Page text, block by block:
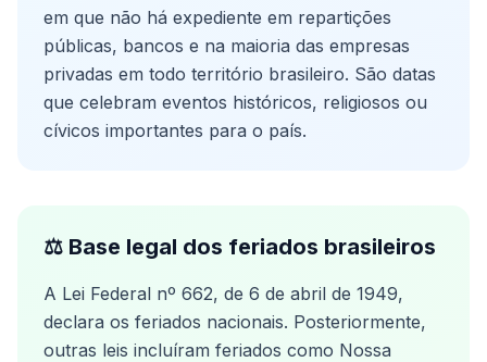
em que não há expediente em repartições
públicas, bancos e na maioria das empresas
privadas em todo território brasileiro. São datas
que celebram eventos históricos, religiosos ou
cívicos importantes para o país.
⚖️ Base legal dos feriados brasileiros
A Lei Federal nº 662, de 6 de abril de 1949,
declara os feriados nacionais. Posteriormente,
outras leis incluíram feriados como Nossa